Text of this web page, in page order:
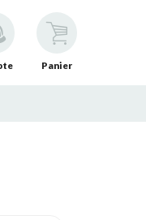
Panier